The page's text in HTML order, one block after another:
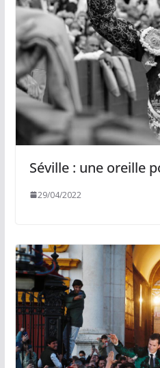
Séville : une oreille
29/04/2022